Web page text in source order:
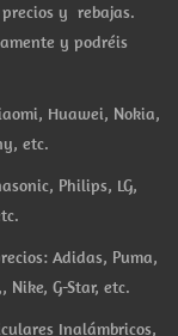
y rebajas.
y podréis
Huawei, Nokia,
etc.
Philips, LG,
Adidas, Puma,
Nike, G-Star, etc.
Inalámbricos,